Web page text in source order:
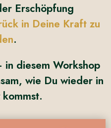
Erschöpfung
in Deine Kraft zu
.
in diesem Workshop
wie Du wieder in